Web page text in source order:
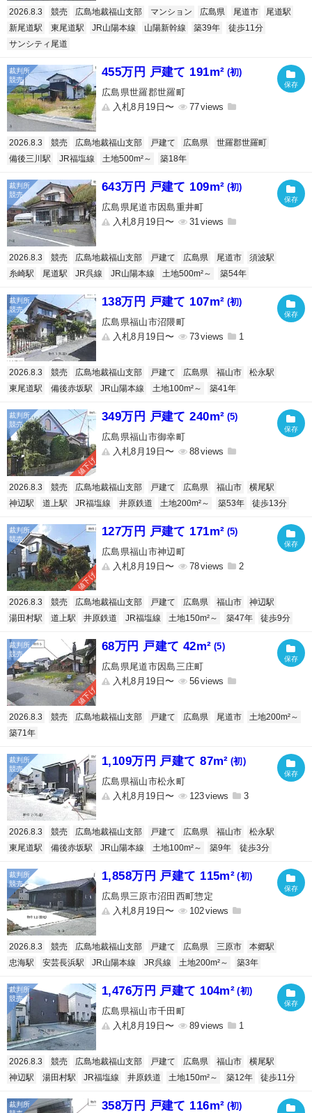
2026.8.3 競売 広島地裁福山支部 マンション 広島県 尾道市
尾道駅
新尾道駅
東尾道駅 JR山陽本線 山陽新幹線 築39年
徒歩11分
サンシティ尾道
455万円 戸建て 191m² (初)
広島県世羅郡世羅町
入札8月19日〜
77
2026.8.3 競売 広島地裁福山支部 戸建て 広島県
世羅郡世羅町
備後三川駅
JR福塩線 土地500m²～ 築18年
643万円 戸建て 109m² (初)
広島県尾道市因島重井町
入札8月19日〜
31
2026.8.3 競売 広島地裁福山支部 戸建て 広島県 尾道市
須波駅
糸崎駅
尾道駅 JR呉線 JR山陽本線 土地500m²～ 築54年
138万円 戸建て 107m² (初)
広島県福山市沼隈町
入札8月19日〜
73 1
2026.8.3 競売 広島地裁福山支部 戸建て 広島県 福山市
松永駅
東尾道駅
備後赤坂駅 JR山陽本線 土地100m²～ 築41年
値下げ
349万円 戸建て 240m² (5)
広島県福山市御幸町
入札8月19日〜
88
2026.8.3 競売 広島地裁福山支部 戸建て 広島県 福山市
横尾駅
神辺駅
道上駅 JR福塩線 井原鉄道 土地200m²～ 築53年 徒歩13分
値下げ
127万円 戸建て 171m² (5)
広島県福山市神辺町
入札8月19日〜
78 2
2026.8.3 競売 広島地裁福山支部 戸建て 広島県 福山市
神辺駅
湯田村駅
道上駅 井原鉄道 JR福塩線 土地150m²～ 築47年 徒歩9分
値下げ
68万円 戸建て 42m² (5)
広島県尾道市因島三庄町
入札8月19日〜
56
2026.8.3 競売 広島地裁福山支部 戸建て 広島県 尾道市
土地200m²～
築71年
1,109万円 戸建て 87m² (初)
広島県福山市松永町
入札8月19日〜
123 3
2026.8.3 競売 広島地裁福山支部 戸建て 広島県 福山市
松永駅
東尾道駅
備後赤坂駅 JR山陽本線 土地100m²～ 築9年 徒歩3分
1,858万円 戸建て 115m² (初)
広島県三原市沼田西町惣定
入札8月19日〜
102
2026.8.3 競売 広島地裁福山支部 戸建て 広島県 三原市
本郷駅
忠海駅
安芸長浜駅 JR山陽本線 JR呉線 土地200m²～ 築3年
1,476万円 戸建て 104m² (初)
広島県福山市千田町
入札8月19日〜
89 1
2026.8.3 競売 広島地裁福山支部 戸建て 広島県 福山市
横尾駅
神辺駅
湯田村駅 JR福塩線 井原鉄道 土地150m²～ 築12年 徒歩11分
358万円 戸建て 116m² (初)